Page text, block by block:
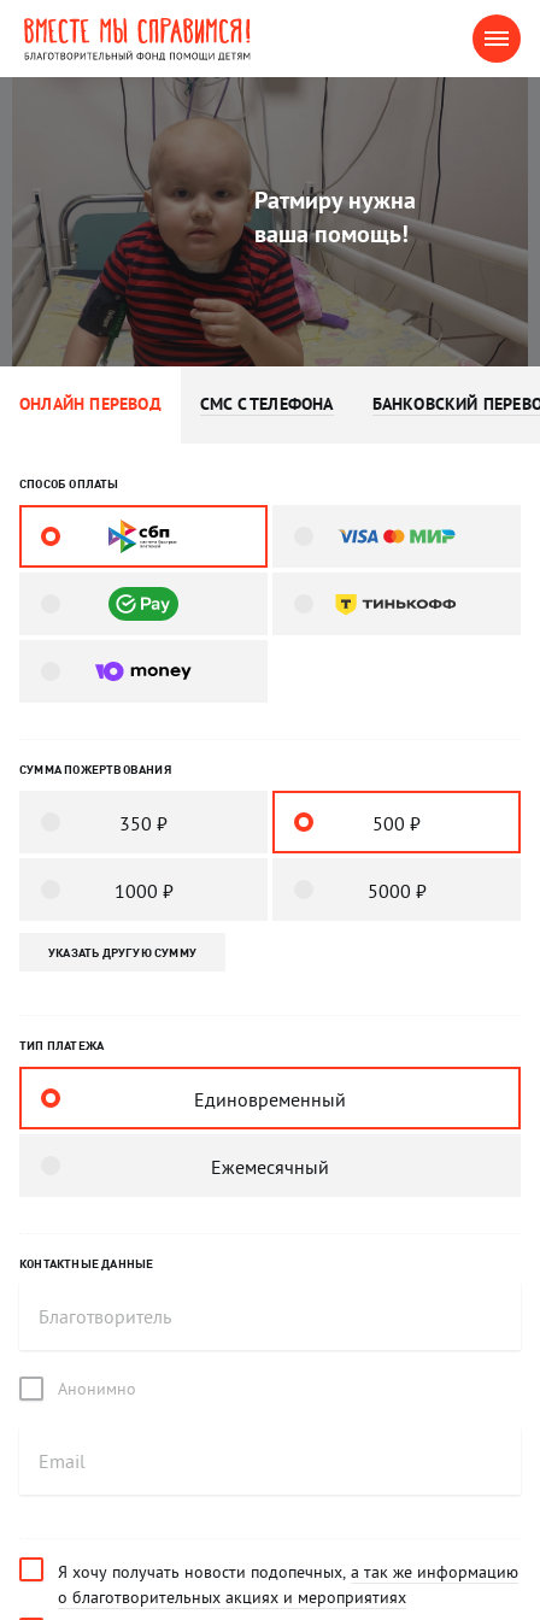
Ратмиру нужна
ваша помощь!
ОНЛАЙН ПЕРЕВОД СМС С ТЕЛЕФОНА БАНКОВСКИЙ
СПОСОБ ОПЛАТЫ
СУММА ПОЖЕРТВОВАНИЯ
350 ₽ 500 ₽
1000 ₽ 5000 ₽
УКАЗАТЬ ДРУГУЮ СУММУ
ТИП ПЛАТЕЖА
Единовременный
Ежемесячный
КОНТАКТНЫЕ ДАННЫЕ
Анонимно
Я хочу получать новости подопечных, а так же информацию
о благотворительных акциях и мероприятиях